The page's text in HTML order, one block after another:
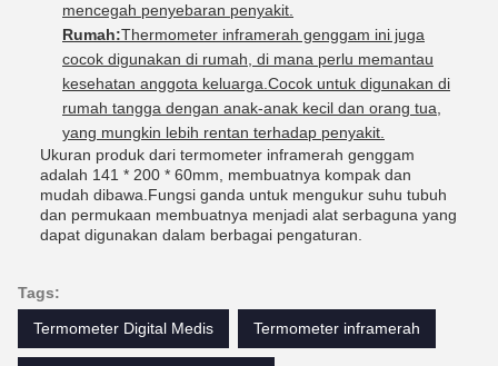
mencegah penyebaran penyakit.
Rumah:Thermometer inframerah genggam ini juga
cocok digunakan di rumah, di mana perlu memantau
kesehatan anggota keluarga.Cocok untuk digunakan di
rumah tangga dengan anak-anak kecil dan orang tua,
yang mungkin lebih rentan terhadap penyakit.
Ukuran produk dari termometer inframerah genggam
adalah 141 * 200 * 60mm, membuatnya kompak dan
mudah dibawa.Fungsi ganda untuk mengukur suhu tubuh
dan permukaan membuatnya menjadi alat serbaguna yang
dapat digunakan dalam berbagai pengaturan.
Tags:
Termometer Digital Medis
Termometer inframerah